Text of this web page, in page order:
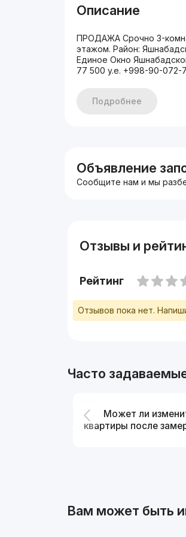
Описание
ПРОДАЖА Срочно 3-
этажом. Район:
Единое Окно
77 500 y.e. +998-90-072-
Подробнее
Объявление
Сообщите нам и мы
Отзывы и
Рейтинг
Отзывов пока нет.
Часто
Может ли
квартиры после
Вам может быть